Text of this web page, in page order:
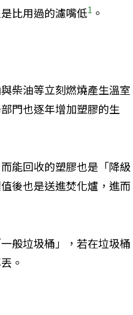
比用過的濾嘴低1 。
柴油等立刻燃燒產生溫室
門也逐年增加塑膠的生
能回收的塑膠也是「降級
後也是送進焚化爐，進而
般垃圾桶」，若在垃圾桶
。